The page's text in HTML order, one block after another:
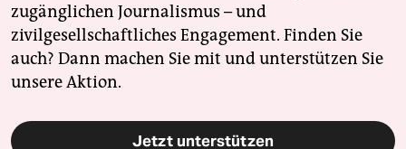
zugänglichen Journalismus – und
zivilgesellschaftliches Engagement. Finden Sie
auch? Dann machen Sie mit und unterstützen Sie
unsere Aktion.
Jetzt unterstützen